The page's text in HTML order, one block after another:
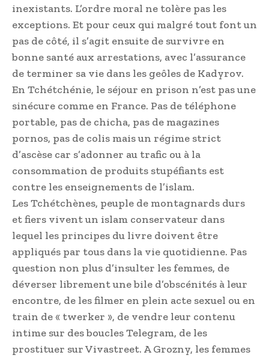
inexistants. L’ordre moral ne tolère pas les
exceptions. Et pour ceux qui malgré tout font un
pas de côté, il s’agit ensuite de survivre en
bonne santé aux arrestations, avec l’assurance
de terminer sa vie dans les geôles de Kadyrov.
En Tchétchénie, le séjour en prison n’est pas une
sinécure comme en France. Pas de téléphone
portable, pas de chicha, pas de magazines
pornos, pas de colis mais un régime strict
d’ascèse car s’adonner au trafic ou à la
consommation de produits stupéfiants est
contre les enseignements de l’islam.
Les Tchétchènes, peuple de montagnards durs
et fiers vivent un islam conservateur dans
lequel les principes du livre doivent être
appliqués par tous dans la vie quotidienne. Pas
question non plus d’insulter les femmes, de
déverser librement une bile d’obscénités à leur
encontre, de les filmer en plein acte sexuel ou en
train de « twerker », de vendre leur contenu
intime sur des boucles Telegram, de les
prostituer sur Vivastreet. A Grozny, les femmes